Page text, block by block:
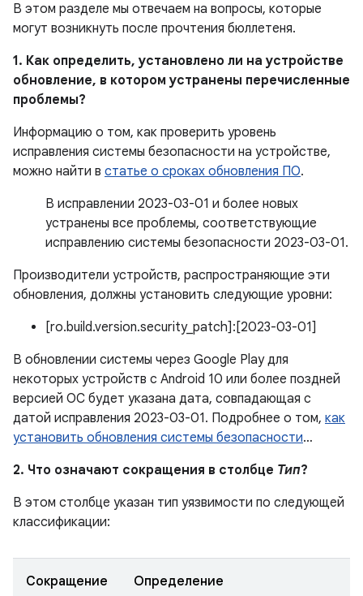
В этом разделе мы отвечаем на вопросы, которые
могут возникнуть после прочтения бюллетеня.
1. Как определить, установлено ли на устройстве
обновление, в котором устранены перечисленные
проблемы?
Информацию о том, как проверить уровень
исправления системы безопасности на устройстве,
можно найти в статье о сроках обновления ПО.
В исправлении 2023-03-01 и более новых
устранены все проблемы, соответствующие
исправлению системы безопасности 2023-03-01.
Производители устройств, распространяющие эти
обновления, должны установить следующие уровни:
[ro.build.version.security_patch]:[2023-03-01]
В обновлении системы через Google Play для
некоторых устройств с Android 10 или более поздней
версией ОС будет указана дата, совпадающая с
датой исправления 2023-03-01. Подробнее о том, как
установить обновления системы безопасности…
2. Что означают сокращения в столбце Тип?
В этом столбце указан тип уязвимости по следующей
классификации:
Сокращение Определение